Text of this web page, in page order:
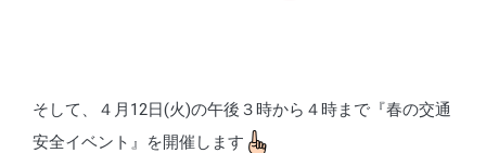
そして、４月12日(火)の午後３時から４時まで『春の交通
安全イベント』を開催します